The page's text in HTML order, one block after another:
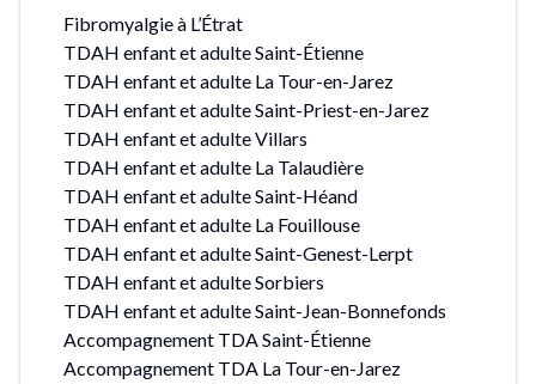
Fibromyalgie à L’Étrat
TDAH enfant et adulte Saint-Étienne
TDAH enfant et adulte La Tour-en-Jarez
TDAH enfant et adulte Saint-Priest-en-Jarez
TDAH enfant et adulte Villars
TDAH enfant et adulte La Talaudière
TDAH enfant et adulte Saint-Héand
TDAH enfant et adulte La Fouillouse
TDAH enfant et adulte Saint-Genest-Lerpt
TDAH enfant et adulte Sorbiers
TDAH enfant et adulte Saint-Jean-Bonnefonds
Accompagnement TDA Saint-Étienne
Accompagnement TDA La Tour-en-Jarez